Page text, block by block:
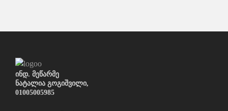
ინდ. მეწარმე
ნატალია გოგიშვილი,
01005005985